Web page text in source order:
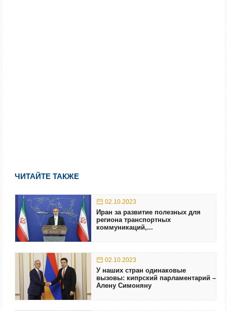
ЧИТАЙТЕ ТАКЖЕ
02.10.2023
Иран за развитие полезных для
региона транспортных
коммуникаций,...
02.10.2023
У наших стран одинаковые
вызовы: кипрский парламентарий –
Алену Симоняну